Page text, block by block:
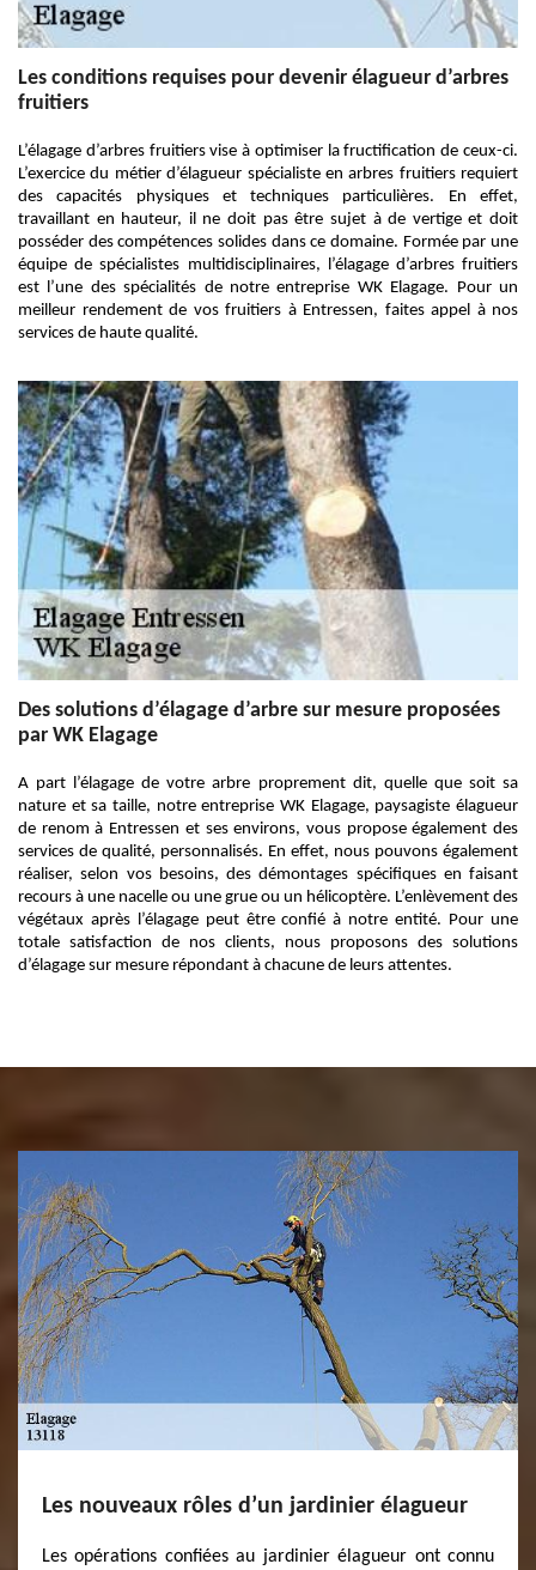
Les conditions requises pour devenir élagueur d’arbres
fruitiers
L’élagage d’arbres fruitiers vise à optimiser la fructification de ceux-ci.
L’exercice du métier d’élagueur spécialiste en arbres fruitiers requiert
des capacités physiques et techniques particulières. En effet,
travaillant en hauteur, il ne doit pas être sujet à de vertige et doit
posséder des compétences solides dans ce domaine. Formée par une
équipe de spécialistes multidisciplinaires, l’élagage d’arbres fruitiers
est l’une des spécialités de notre entreprise WK Elagage. Pour un
meilleur rendement de vos fruitiers à Entressen, faites appel à nos
services de haute qualité.
Des solutions d’élagage d’arbre sur mesure proposées
par WK Elagage
A part l’élagage de votre arbre proprement dit, quelle que soit sa
nature et sa taille, notre entreprise WK Elagage, paysagiste élagueur
de renom à Entressen et ses environs, vous propose également des
services de qualité, personnalisés. En effet, nous pouvons également
réaliser, selon vos besoins, des démontages spécifiques en faisant
recours à une nacelle ou une grue ou un hélicoptère. L’enlèvement des
végétaux après l’élagage peut être confié à notre entité. Pour une
totale satisfaction de nos clients, nous proposons des solutions
d’élagage sur mesure répondant à chacune de leurs attentes.
Les nouveaux rôles d’un jardinier élagueur
Les opérations confiées au jardinier élagueur ont connu